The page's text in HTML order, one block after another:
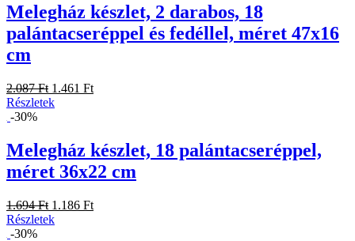
Melegház készlet, 2 darabos, 18
palántacseréppel és fedéllel, méret 47x16
cm
2.087 Ft 1.461 Ft
Részletek
-30%
Melegház készlet, 18 palántacseréppel,
méret 36x22 cm
1.694 Ft 1.186 Ft
Részletek
-30%